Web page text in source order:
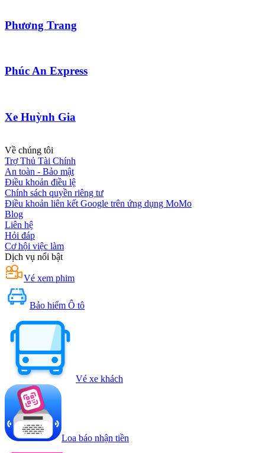
Phương Trang
Phúc An Express
Xe Huỳnh Gia
Về chúng tôi
Trợ Thủ Tài Chính
An toàn - Bảo mật
Điều khoản điều lệ
Chính sách quyền riêng tư
Điều khoản liên kết Google trên ứng dụng MoMo
Blog
Liên hệ
Hỏi đáp
Cơ hội việc làm
Dịch vụ nổi bật
Vé xem phim
Bảo hiểm Ô tô
Vé xe khách
Loa báo nhận tiền